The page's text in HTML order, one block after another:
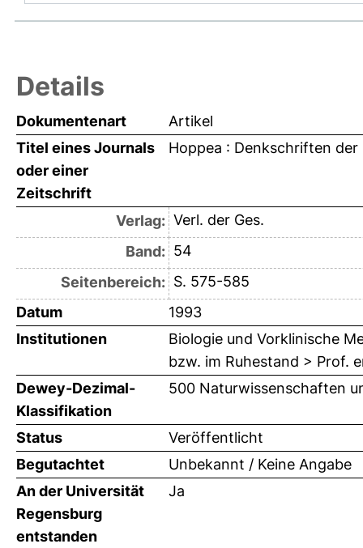
Details
Dokumentenart
Artikel
Titel eines Journals
oder einer
Zeitschrift
Hoppea : Denkschriften
Verlag: Verl. der Ges.
Band: 54
Seitenbereich: S. 575-585
Datum
1993
Institutionen
Biologie und Vorklinische
bzw. im Ruhestand > Prof.
Dewey-Dezimal-
Klassifikation
500 Naturwissenschaften
Status
Veröffentlicht
Begutachtet
Unbekannt / Keine Angabe
An der Universität
Regensburg
entstanden
Ja